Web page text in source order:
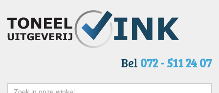
Bel 072 - 511 24 07